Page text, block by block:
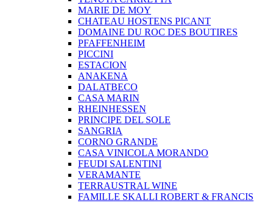
MARIE DE MOY
CHATEAU HOSTENS PICANT
DOMAINE DU ROC DES BOUTIRES
PFAFFENHEIM
PICCINI
ESTACION
ANAKENA
DALATBECO
CASA MARIN
RHEINHESSEN
PRINCIPE DEL SOLE
SANGRIA
CORNO GRANDE
CASA VINICOLA MORANDO
FEUDI SALENTINI
VERAMANTE
TERRAUSTRAL WINE
FAMILLE SKALLI ROBERT & FRANCIS